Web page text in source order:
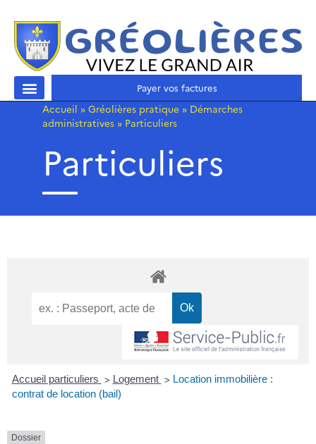
Payer vos factures
Accueil » Gréolières pratique » Démarches
administratives » Particuliers
Particuliers
Accueil particuliers > Logement > Location immobilière :
contrat de location (bail)
Dossier